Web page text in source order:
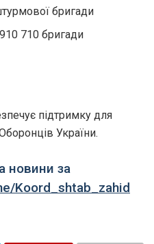
бригади
710 бригади
підтримку для
України.
новини за
Koord_shtab_zahid